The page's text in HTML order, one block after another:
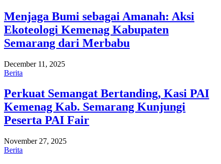
Menjaga Bumi sebagai Amanah: Aksi
Ekoteologi Kemenag Kabupaten
Semarang dari Merbabu
December 11, 2025
Berita
Perkuat Semangat Bertanding, Kasi PAI
Kemenag Kab. Semarang Kunjungi
Peserta PAI Fair
November 27, 2025
Berita